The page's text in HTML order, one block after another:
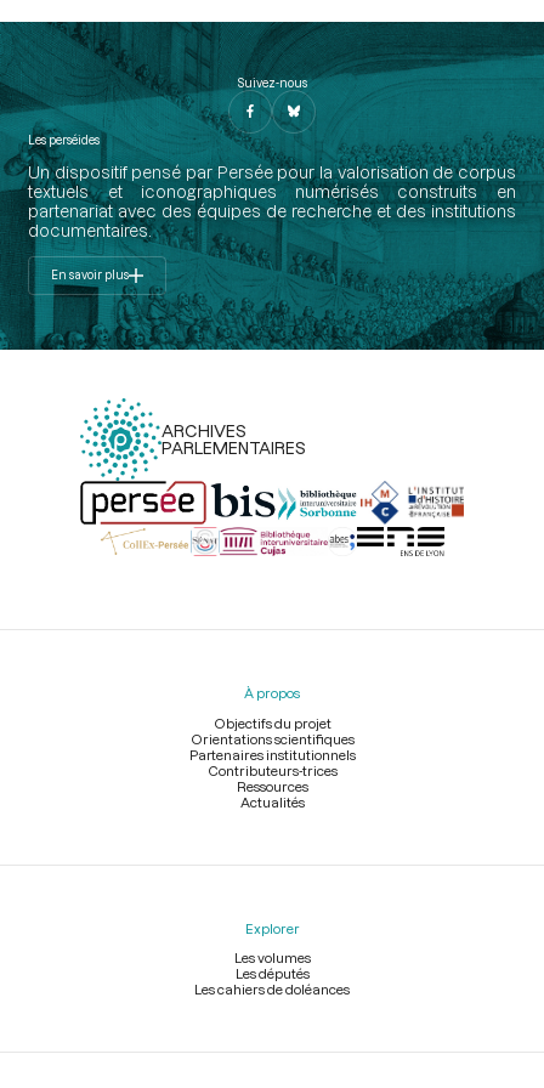
Suivez-nous
Les perséides
Un dispositif pensé par Persée pour la valorisation de corpus
textuels et iconographiques numérisés construits en
partenariat avec des équipes de recherche et des institutions
documentaires.
En savoir plus
ARCHIVES
PARLEMENTAIRES
Menu
À propos
Objectifs du projet
Orientations scientifiques
Partenaires institutionnels
Contributeurs-trices
Ressources
Actualités
Explorer
Les volumes
Les députés
Les cahiers de doléances